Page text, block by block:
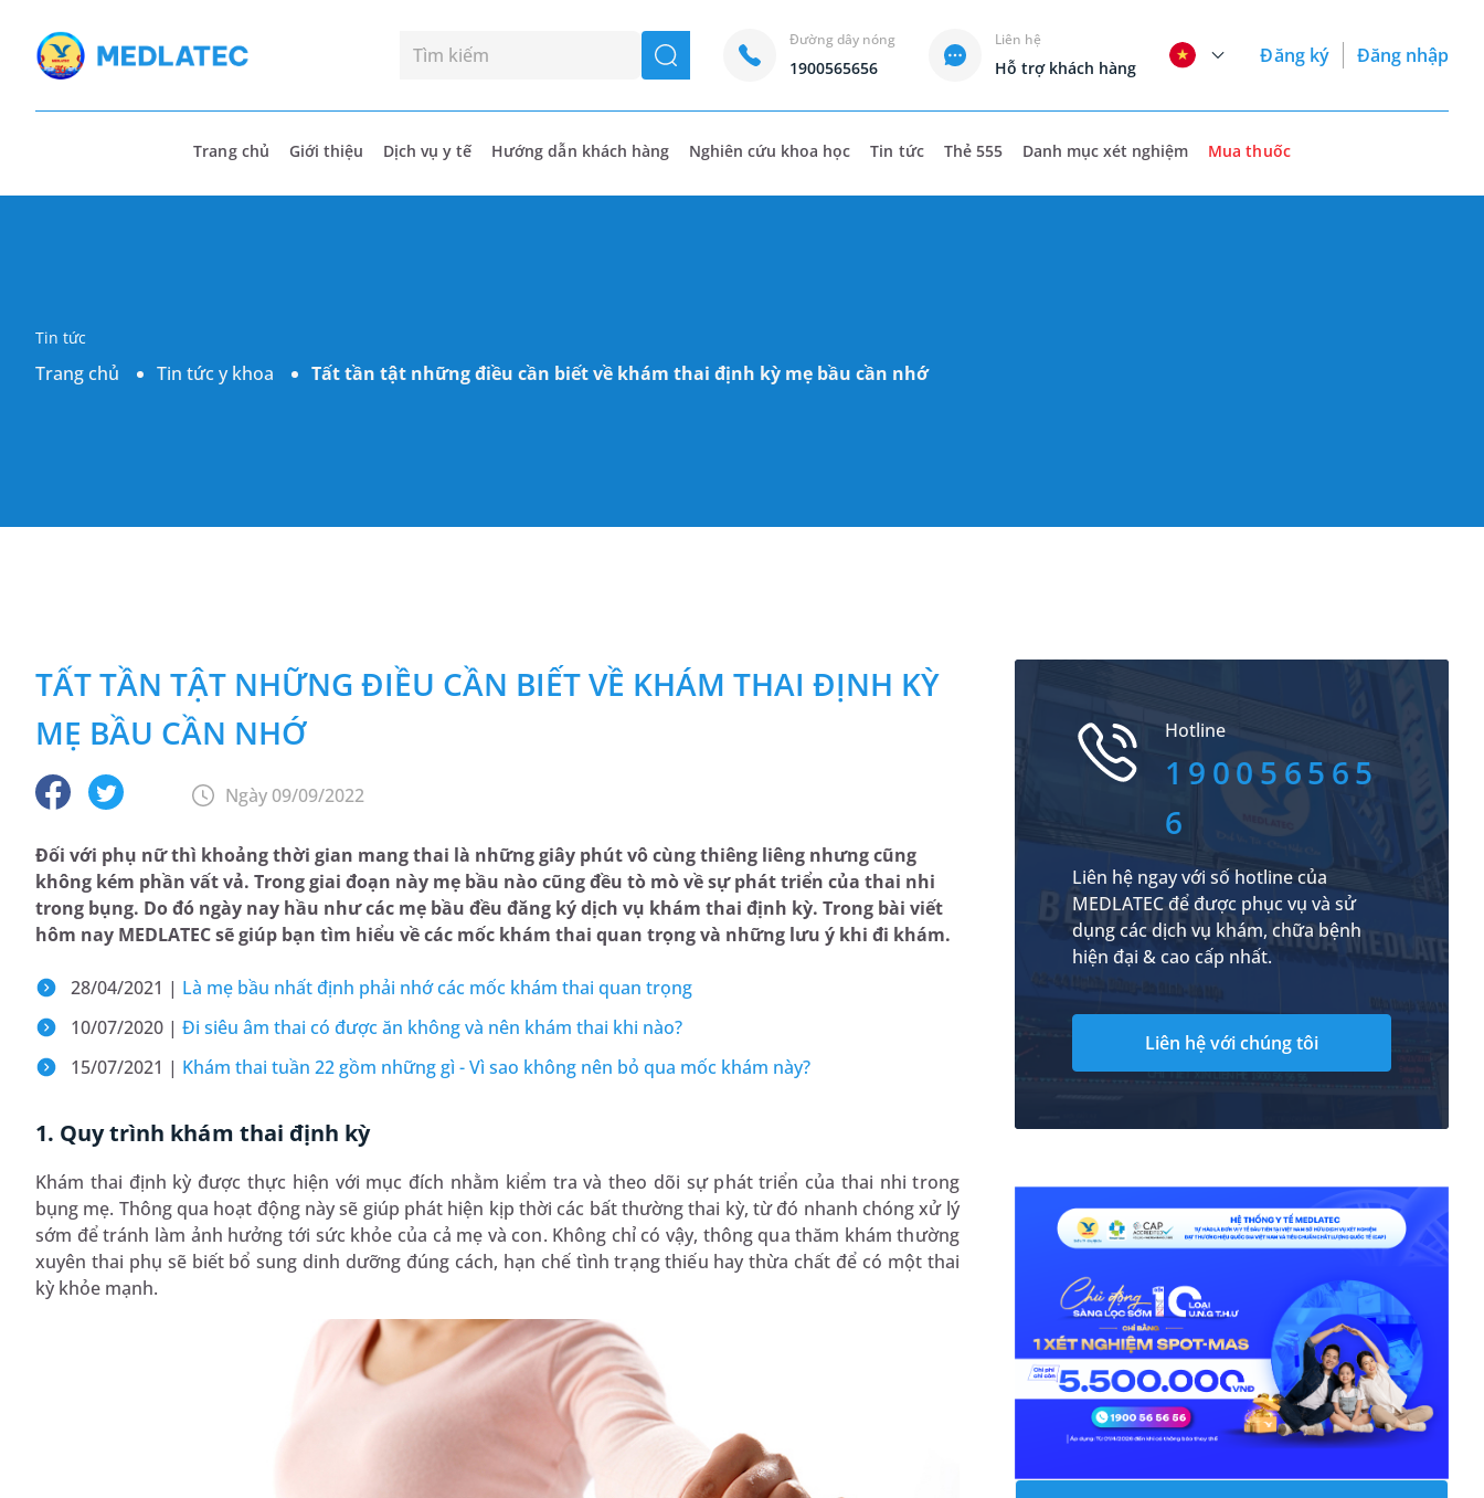
seach
Đường dây nóng
1900565656
Liên hệ
Hỗ trợ khách hàng
Đăng ký Đăng nhập
Trang chủ Giới thiệu Dịch vụ y tế Hướng dẫn khách hàng Nghiên cứu khoa học Tin tức Thẻ 555 Danh mục xét nghiệm Mua thuốc
Tin tức
Trang chủ Tin tức y khoa Tất tần tật những điều cần biết về khám thai định kỳ mẹ bầu cần nhớ
TẤT TẦN TẬT NHỮNG ĐIỀU CẦN BIẾT VỀ KHÁM THAI ĐỊNH KỲ
MẸ BẦU CẦN NHỚ
Ngày 09/09/2022
Đối với phụ nữ thì khoảng thời gian mang thai là những giây phút vô cùng thiêng liêng nhưng cũng
không kém phần vất vả. Trong giai đoạn này mẹ bầu nào cũng đều tò mò về sự phát triển của thai nhi
trong bụng. Do đó ngày nay hầu như các mẹ bầu đều đăng ký dịch vụ khám thai định kỳ. Trong bài viết
hôm nay MEDLATEC sẽ giúp bạn tìm hiểu về các mốc khám thai quan trọng và những lưu ý khi đi khám.
28/04/2021 | Là mẹ bầu nhất định phải nhớ các mốc khám thai quan trọng
10/07/2020 | Đi siêu âm thai có được ăn không và nên khám thai khi nào?
15/07/2021 | Khám thai tuần 22 gồm những gì - Vì sao không nên bỏ qua mốc khám này?
1. Quy trình khám thai định kỳ
Khám thai định kỳ được thực hiện với mục đích nhằm kiểm tra và theo dõi sự phát triển của thai nhi trong
bụng mẹ. Thông qua hoạt động này sẽ giúp phát hiện kịp thời các bất thường thai kỳ, từ đó nhanh chóng xử lý
sớm để tránh làm ảnh hưởng tới sức khỏe của cả mẹ và con. Không chỉ có vậy, thông qua thăm khám thường
xuyên thai phụ sẽ biết bổ sung dinh dưỡng đúng cách, hạn chế tình trạng thiếu hay thừa chất để có một thai
kỳ khỏe mạnh.
Hotline
190056565
6
Liên hệ ngay với số hotline của
MEDLATEC để được phục vụ và sử
dụng các dịch vụ khám, chữa bệnh
hiện đại & cao cấp nhất.
Liên hệ với chúng tôi